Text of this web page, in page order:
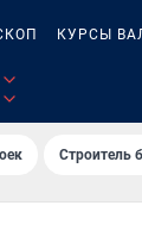
КУРСЫ
Строитель